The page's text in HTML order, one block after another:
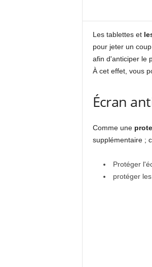
Les tablettes et
pour jeter un
afin d'anticiper le
À cet effet, vous
Écran
Comme une
supplémentaire ;
Protéger
protéger